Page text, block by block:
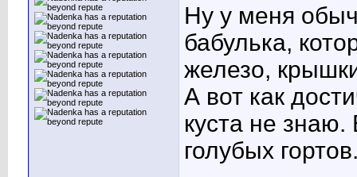
Ну у меня
бабулька,
железо,
А вот как
куста не
голубых